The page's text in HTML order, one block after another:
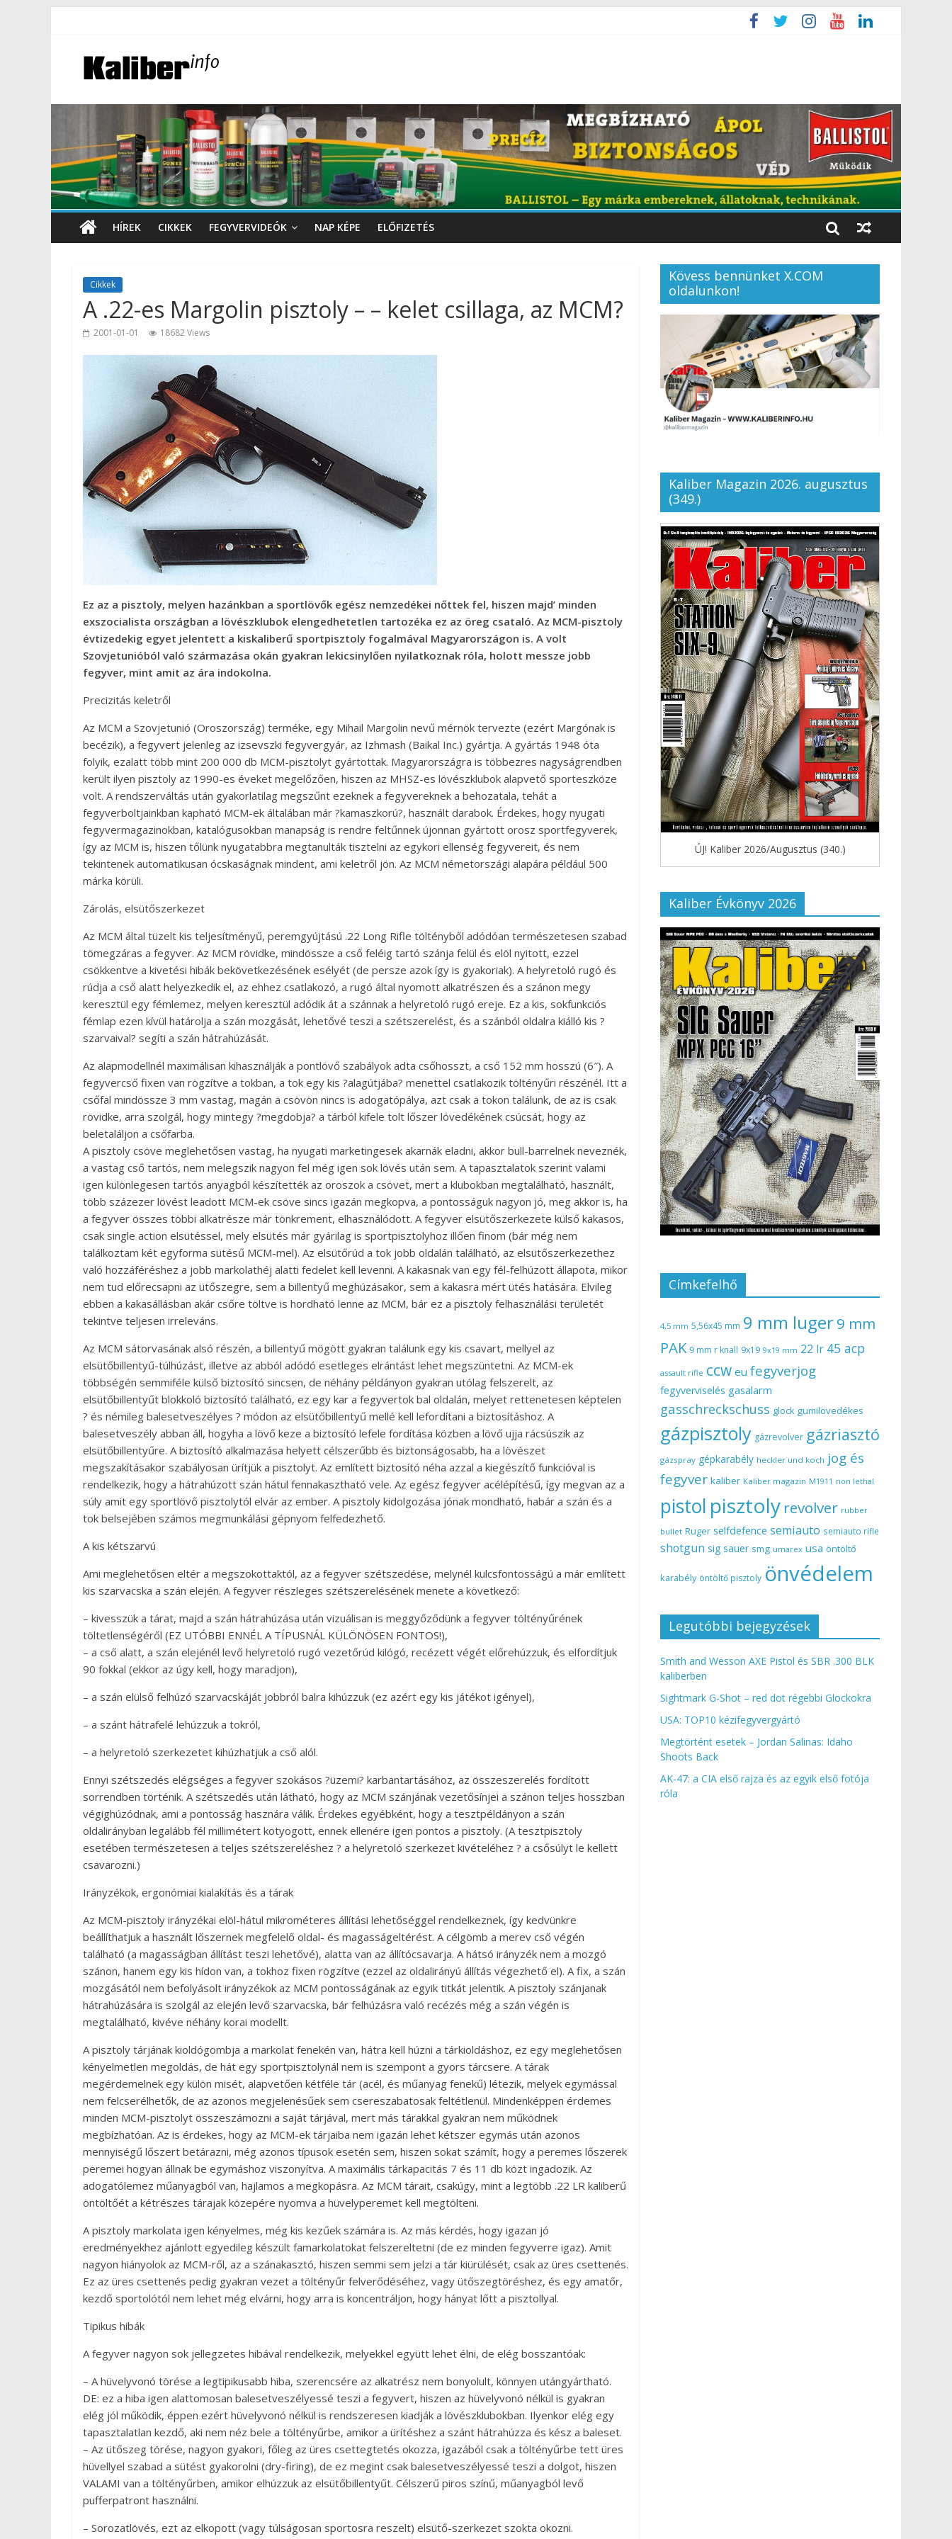
HÍREK CIKKEK FEGYVERVIDEÓK NAP KÉPE ELŐFIZETÉS
Cikkek
A .22-es Margolin pisztoly – – kelet csillaga, az MCM?
2001-01-01 18682 Views
Ez az a pisztoly, melyen hazánkban a sportlövők egész nemzedékei nőttek fel, hiszen majd’ minden
exszocialista országban a lövészklubok elengedhetetlen tartozéka ez az öreg csataló. Az MCM-pisztoly
évtizedekig egyet jelentett a kiskaliberű sportpisztoly fogalmával Magyarországon is. A volt
Szovjetunióból való származása okán gyakran lekicsinylően nyilatkoznak róla, holott messze jobb
fegyver, mint amit az ára indokolna.
Precizitás keletről
Az MCM a Szovjetunió (Oroszország) terméke, egy Mihail Margolin nevű mérnök tervezte (ezért Margónak is
becézik), a fegyvert jelenleg az izsevszki fegyvergyár, az Izhmash (Baikal Inc.) gyártja. A gyártás 1948 óta
folyik, ezalatt több mint 200 000 db MCM-pisztolyt gyártottak. Magyarországra is többezres nagyságrendben
került ilyen pisztoly az 1990-es éveket megelőzően, hiszen az MHSZ-es lövészklubok alapvető sporteszköze
volt. A rendszerváltás után gyakorlatilag megszűnt ezeknek a fegyvereknek a behozatala, tehát a
fegyverboltjainkban kapható MCM-ek általában már ?kamaszkorú?, használt darabok. Érdekes, hogy nyugati
fegyvermagazinokban, katalógusokban manapság is rendre feltűnnek újonnan gyártott orosz sportfegyverek,
így az MCM is, hiszen tőlünk nyugatabbra megtanulták tisztelni az egykori ellenség fegyvereit, és nem
tekintenek automatikusan ócskaságnak mindent, ami keletről jön. Az MCM németországi alapára például 500
márka körüli.
Zárolás, elsütőszerkezet
Az MCM által tüzelt kis teljesítményű, peremgyújtású .22 Long Rifle töltényből adódóan természetesen szabad
tömegzáras a fegyver. Az MCM rövidke, mindössze a cső feléig tartó szánja felül és elöl nyitott, ezzel
csökkentve a kivetési hibák bekövetkezésének esélyét (de persze azok így is gyakoriak). A helyretoló rugó és
rúdja a cső alatt helyezkedik el, az ehhez csatlakozó, a rugó által nyomott alkatrészen és a szánon megy
keresztül egy fémlemez, melyen keresztül adódik át a szánnak a helyretoló rugó ereje. Ez a kis, sokfunkciós
fémlap ezen kívül határolja a szán mozgását, lehetővé teszi a szétszerelést, és a szánból oldalra kiálló kis ?
szarvaival? segíti a szán hátrahúzását.
Az alapmodellnél maximálisan kihasználják a pontlövő szabályok adta csőhosszt, a cső 152 mm hosszú (6″). A
fegyvercső fixen van rögzítve a tokban, a tok egy kis ?alagútjába? menettel csatlakozik töltényűri részénél. Itt a
csőfal mindössze 3 mm vastag, magán a csövön nincs is adogatópálya, azt csak a tokon találunk, de az is csak
rövidke, arra szolgál, hogy mintegy ?megdobja? a tárból kifele tolt lőszer lövedékének csúcsát, hogy az
beletaláljon a csőfarba.
A pisztoly csöve meglehetősen vastag, ha nyugati marketingesek akarnák eladni, akkor bull-barrelnek neveznék,
a vastag cső tartós, nem melegszik nagyon fel még igen sok lövés után sem. A tapasztalatok szerint valami
igen különlegesen tartós anyagból készítették az oroszok a csövet, mert a klubokban megtalálható, használt,
több százezer lövést leadott MCM-ek csöve sincs igazán megkopva, a pontosságuk nagyon jó, meg akkor is, ha
a fegyver összes többi alkatrésze már tönkrement, elhasználódott. A fegyver elsütőszerkezete külső kakasos,
csak single action elsütéssel, mely elsütés már gyárilag is sportpisztolyhoz illően finom (bár még nem
találkoztam két egyforma sütésű MCM-mel). Az elsütőrúd a tok jobb oldalán található, az elsütőszerkezethez
való hozzáféréshez a jobb markolathéj alatti fedelet kell levenni. A kakasnak van egy fél-felhúzott állapota, mikor
nem tud előrecsapni az ütőszegre, sem a billentyű meghúzásakor, sem a kakasra mért ütés hatására. Elvileg
ebben a kakasállásban akár csőre töltve is hordható lenne az MCM, bár ez a pisztoly felhasználási területét
tekintve teljesen irreleváns.
Az MCM sátorvasának alsó részén, a billentyű mögött gyakran találunk egy kis csavart, mellyel az
elsütőbillentyű-túlhúzást, illetve az abból adódó esetleges elrántást lehet megszüntetni. Az MCM-ek
többségén semmiféle külső biztosító sincsen, de néhány példányon gyakran utólag felszerelt, az
elsütőbillentyűt blokkoló biztosító található, ez egy kar a fegyvertok bal oldalán, melyet rettenetesen képtelen
? és némileg balesetveszélyes ? módon az elsütőbillentyű mellé kell lefordítani a biztosításhoz. A
balesetveszély abban áll, hogyha a lövő keze a biztosító lefele fordítása közben a lövő ujja rácsúszik az
elsütőbillentyűre. A biztosító alkalmazása helyett célszerűbb és biztonságosabb, ha a lövészet
megszakításakor szabályosan ürítjük a pisztolyt. Az említett biztosító néha azzal a kiegészítő funkcióval is
rendelkezik, hogy a hátrahúzott szán hátul fennakasztható vele. Az egész fegyver acélépítésű, így megvan az a
súly amit egy sportlövő pisztolytól elvár az ember. A pisztoly kidolgozása jónak mondható, habár a szán és a
tok belsejében számos megmunkálási gépnyom felfedezhető.
A kis kétszarvú
Ami meglehetősen eltér a megszokottaktól, az a fegyver szétszedése, melynél kulcsfontosságú a már említett
kis szarvacska a szán elején. A fegyver részleges szétszerelésének menete a következő:
– kivesszük a tárat, majd a szán hátrahúzása után vizuálisan is meggyőződünk a fegyver töltényűrének
töltetlenségéről (EZ UTÓBBI ENNÉL A TÍPUSNÁL KÜLÖNÖSEN FONTOS!),
– a cső alatt, a szán elejénél levő helyretoló rugó vezetőrúd kilógó, recézett végét előrehúzzuk, és elfordítjuk
90 fokkal (ekkor az úgy kell, hogy maradjon),
– a szán elülső felhúzó szarvacskáját jobbról balra kihúzzuk (ez azért egy kis játékot igényel),
– a szánt hátrafelé lehúzzuk a tokról,
– a helyretoló szerkezetet kihúzhatjuk a cső alól.
Ennyi szétszedés elégséges a fegyver szokásos ?üzemi? karbantartásához, az összeszerelés fordított
sorrendben történik. A szétszedés után látható, hogy az MCM szánjának vezetősínjei a szánon teljes hosszban
végighúzódnak, ami a pontosság hasznára válik. Érdekes egyébként, hogy a tesztpéldányon a szán
oldalirányban legalább fél millimétert kotyogott, ennek ellenére igen pontos a pisztoly. (A tesztpisztoly
esetében természetesen a teljes szétszereléshez ? a helyretoló szerkezet kivételéhez ? a csősúlyt le kellett
csavarozni.)
Irányzékok, ergonómiai kialakítás és a tárak
Az MCM-pisztoly irányzékai elöl-hátul mikrométeres állítási lehetőséggel rendelkeznek, így kedvünkre
beállíthatjuk a használt lőszernek megfelelő oldal- és magasságeltérést. A célgömb a merev cső végén
található (a magasságban állítást teszi lehetővé), alatta van az állítócsavarja. A hátsó irányzék nem a mozgó
szánon, hanem egy kis hídon van, a tokhoz fixen rögzítve (ezzel az oldalirányú állítás végezhető el). A fix, a szán
mozgásától nem befolyásolt irányzékok az MCM pontosságának az egyik titkát jelentik. A pisztoly szánjanak
hátrahúzására is szolgál az elején levő szarvacska, bár felhúzásra való recézés még a szán végén is
megtalálható, kivéve néhány korai modellt.
A pisztoly tárjának kioldógombja a markolat fenekén van, hátra kell húzni a tárkioldáshoz, ez egy meglehetősen
kényelmetlen megoldás, de hát egy sportpisztolynál nem is szempont a gyors tárcsere. A tárak
megérdemelnek egy külön misét, alapvetően kétféle tár (acél, és műanyag fenekű) létezik, melyek egymással
nem felcserélhetők, de az azonos megjelenésűek sem csereszabatosak feltétlenül. Mindenképpen érdemes
minden MCM-pisztolyt összeszámozni a saját tárjával, mert más tárakkal gyakran nem működnek
megbízhatóan. Az is érdekes, hogy az MCM-ek tárjaiba nem igazán lehet kétszer egymás után azonos
mennyiségű lőszert betárazni, még azonos típusok esetén sem, hiszen sokat számít, hogy a peremes lőszerek
peremei hogyan állnak be egymáshoz viszonyítva. A maximális tárkapacitás 7 és 11 db közt ingadozik. Az
adogatólemez műanyagból van, hajlamos a megkopásra. Az MCM tárait, csakúgy, mint a legtöbb .22 LR kaliberű
öntöltőét a kétrészes tárajak közepére nyomva a hüvelyperemet kell megtölteni.
A pisztoly markolata igen kényelmes, még kis kezűek számára is. Az más kérdés, hogy igazan jó
eredményekhez ajánlott egyedileg készült famarkolatokat felszereltetni (de ez minden fegyverre igaz). Amit
nagyon hiányolok az MCM-ről, az a szánakasztó, hiszen semmi sem jelzi a tár kiürülését, csak az üres csettenés.
Ez az üres csettenés pedig gyakran vezet a töltényűr felverődéséhez, vagy ütőszegtöréshez, és egy amatőr,
kezdő sportolótól nem lehet még elvárni, hogy arra is koncentráljon, hogy hányat lőtt a pisztollyal.
Tipikus hibák
A fegyver nagyon sok jellegzetes hibával rendelkezik, melyekkel együtt lehet élni, de elég bosszantóak:
– A hüvelyvonó törése a legtipikusabb hiba, szerencsére az alkatrész nem bonyolult, könnyen utángyártható.
DE: ez a hiba igen alattomosan balesetveszélyessé teszi a fegyvert, hiszen az hüvelyvonó nélkül is gyakran
elég jól működik, éppen ezért hüvelyvonó nélkül is rendszeresen kiadják a lövészklubokban. Ilyenkor elég egy
tapasztalatlan kezdő, aki nem néz bele a töltényűrbe, amikor a ürítéshez a szánt hátrahúzza és kész a baleset.
– Az ütőszeg törése, nagyon gyakori, főleg az üres csettegtetés okozza, igazából csak a töltényűrbe tett üres
hüvellyel szabad a sütést gyakorolni (dry-firing), de ez megint csak balesetveszélyessé teszi a dolgot, hiszen
VALAMI van a töltényűrben, amikor elhúzzuk az elsütőbillentyűt. Célszerű piros színű, műanyagból levő
pufferpatront használni.
– Sorozatlövés, ezt az elkopott (vagy túlságosan sportosra reszelt) elsütő-szerkezet szokta okozni.
Kövess bennünket X.COM
oldalunkon!
Kaliber Magazin 2026. augusztus
(349.)
ÚJ! Kaliber 2026/Augusztus (340.)
Kaliber Évkönyv 2026
Címkefelhő
4,5 mm 5,56x45 mm 9 mm luger9 mm
PAK 9 mm r knall 9x19 9x19 mm 22 lr 45 acp
assault rifle ccw eu fegyverjog
fegyverviselés gasalarm
gasschreckschuss glock gumilövedékes
gázpisztoly gázrevolver gázriasztó
gázspray gépkarabély heckler und koch jog és
fegyver kaliber Kaliber magazin M1911 non lethal
pistol pisztoly revolver rubber
bullet Ruger selfdefence semiauto semiauto rifle
shotgun sig sauer smg umarex usa öntöltő
karabély öntöltő pisztoly önvédelem
Legutóbbi bejegyzések
Smith and Wesson AXE Pistol és SBR .300 BLK
kaliberben
Sightmark G-Shot – red dot régebbi Glockokra
USA: TOP10 kézifegyvergyártó
Megtörtént esetek – Jordan Salinas: Idaho
Shoots Back
AK-47: a CIA első rajza és az egyik első fotója
róla